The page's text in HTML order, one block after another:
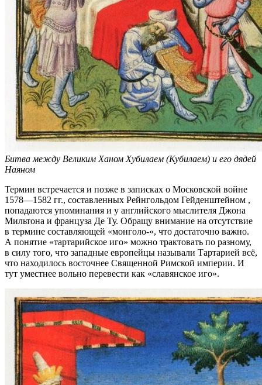
Битва между Великим Ханом Хубилаем (Кубилаем) и его дядей
Наяном
Термин встречается и позже в записках о Московской войне
1578—1582 гг., составленных Рейнгольдом Гейденштейном ,
попадаются упоминания и у английского мыслителя Джона
Мильтона и француза Де Ту. Обращу внимание на отсутствие
в термине составляющей «монголо-«, что достаточно важно.
А понятие «тартарийское иго» можно трактовать по разному,
в силу того, что западные европейцы называли Тартарией всё,
что находилось восточнее Священной Римской империи. И
тут уместнее вольно перевести как «славянское иго».